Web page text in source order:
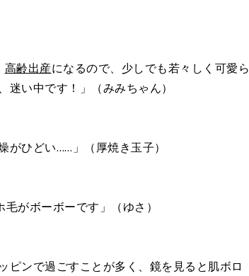
高齢出産になるので、少しでも若々しく可愛ら
い中です！」（みみちゃん）
がひどい……」（厚焼き玉子）
がボーボーです」（ゆさ）
ピンで過ごすことが多く、鏡を見ると肌ボロ